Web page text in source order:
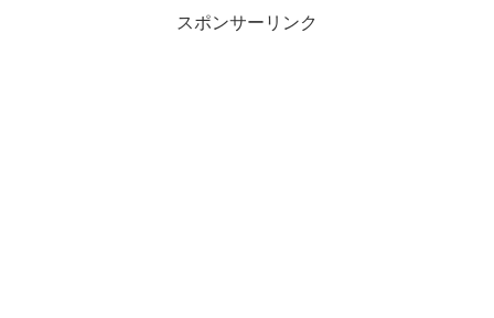
スポンサーリンク